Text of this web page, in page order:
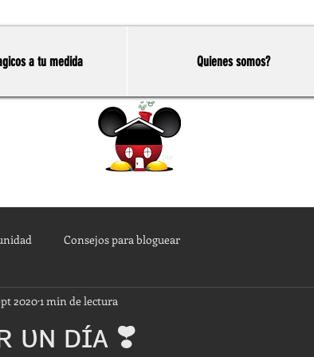
a tu medida Quienes somos?
Consejos para bloguear
ᴜɴ ᴅɪ́ᴀ ❣️
20201 min de lectura